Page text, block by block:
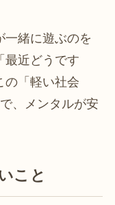
一緒に遊ぶのを
最近どうです
の「軽い社会
、メンタルが安
こと